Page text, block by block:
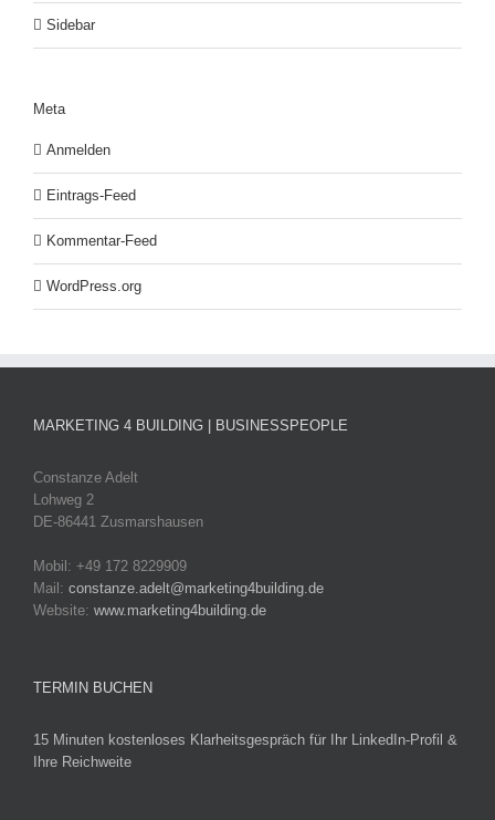
Sidebar
Meta
Anmelden
Eintrags-Feed
Kommentar-Feed
WordPress.org
MARKETING 4 BUILDING | BUSINESSPEOPLE
Constanze Adelt
Lohweg 2
DE-86441 Zusmarshausen
Mobil: +49 172 8229909
Mail: constanze.adelt@marketing4building.de
Website: www.marketing4building.de
TERMIN BUCHEN
15 Minuten kostenloses Klarheitsgespräch für Ihr LinkedIn-Profil &
Ihre Reichweite